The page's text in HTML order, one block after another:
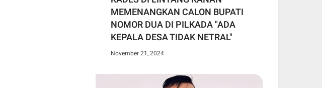
MEMENANGKAN CALON BUPATI
NOMOR DUA DI PILKADA "ADA
KEPALA DESA TIDAK NETRAL"
November 21, 2024